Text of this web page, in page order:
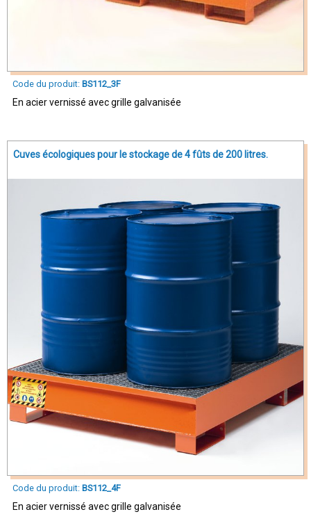
Code du produit: BS112_3F
En acier vernissé avec grille galvanisée
Cuves écologiques pour le stockage de 4 fûts de 200 litres.
Code du produit: BS112_4F
En acier vernissé avec grille galvanisée